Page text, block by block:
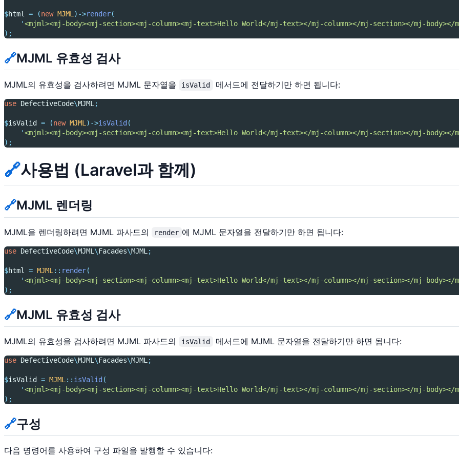
$html = (new MJML )->render(
'<mjml><mj-body><mj-section><mj-column><mj-text>Hello World</mj-text></mj-column></mj-section></mj-body></
);
🔗MJML 유효성 검사
MJML의 유효성을 검사하려면 MJML 문자열을 isValid 메서드에 전달하기만 하면 됩니다:
use DefectiveCode\MJML ;
$isValid = (new MJML )->isValid (
'<mjml><mj-body><mj-section><mj-column><mj-text>Hello World</mj-text></mj-column></mj-section></mj-body></
);
🔗사용법 (Laravel과 함께)
🔗MJML 렌더링
MJML을 렌더링하려면 MJML 파사드의 render 에 MJML 문자열을 전달하기만 하면 됩니다:
use DefectiveCode\MJML \Facades\MJML ;
$html = MJML :: render(
'<mjml><mj-body><mj-section><mj-column><mj-text>Hello World</mj-text></mj-column></mj-section></mj-body></
);
🔗MJML 유효성 검사
MJML의 유효성을 검사하려면 MJML 파사드의 isValid 메서드에 MJML 문자열을 전달하기만 하면 됩니다:
use DefectiveCode\MJML \Facades\MJML ;
$isValid = MJML :: isValid (
'<mjml><mj-body><mj-section><mj-column><mj-text>Hello World</mj-text></mj-column></mj-section></mj-body></
);
🔗구성
다음 명령어를 사용하여 구성 파일을 발행할 수 있습니다: